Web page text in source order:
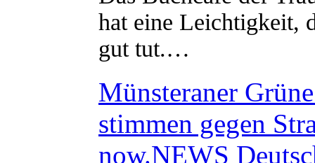
hat eine Leichtigkeit,
gut tut.…
Münsteraner
stimmen gegen
now.NEWS